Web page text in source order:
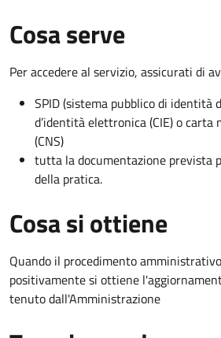
Cosa serve
Per accedere al servizio, assicurati di
SPID (sistema pubblico di identità
d’identità elettronica (CIE) o carta
(CNS)
tutta la documentazione prevista
della pratica.
Cosa si ottiene
Quando il procedimento
positivamente si ottiene
tenuto dall'Amministrazione